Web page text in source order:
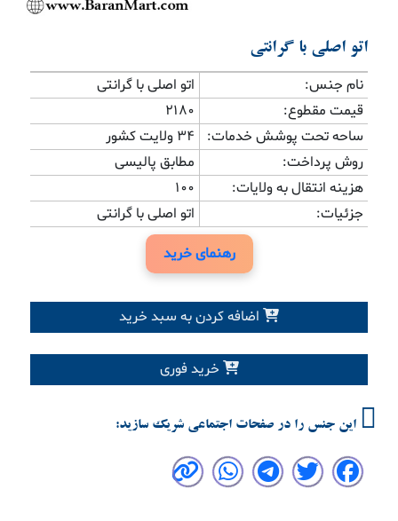
اتو اصلی با گرانتی
نام جنس:
اتو اصلی با گرانتی
قیمت مقطوع:
2180
ساحه تحت پوشش خدمات:
34 ولایت کشور
روش پرداخت:
مطابق پالیسی
هزینه انتقال به ولایات:
100
جزئیات:
اتو اصلی با گرانتی
رهنمای خرید
اضافه کردن به سبد خرید
خرید فوری
این جنس را در صفحات اجتماعی شریک سازید: